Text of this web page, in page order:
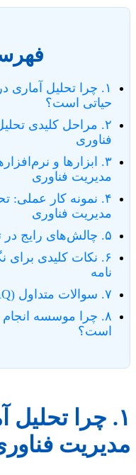
۱. چرا تحلیل آماری
حیاتی است؟
۲. مراحل کلیدی
فناوری
۳. ابزارها و
مدیریت فناوری
۴. نمونه کار عملی:
مدیریت فناوری
۵. چالش‌های رایج در تحلیل آماری و راه‌حل‌های آن‌ها
۶. نکات کلیدی
نامه
۷. سوالات متداول (FAQ) در تحلیل آماری پایان نامه
۸. چرا موسسه انجام
است؟
۱. چرا تحلیل
مدیریت